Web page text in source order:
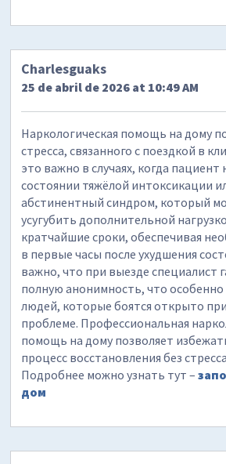
Charlesguaks
25 de abril de 2026 at 10:49 AM
Наркологическая помощь на дому
стресса, связанного с поездкой в
это важно в случаях, когда пациент
состоянии тяжёлой интоксикации
абстинентный синдром, который
усугубить дополнительной
кратчайшие сроки, обеспечивая
в первые часы после ухудшения
важно, что при выезде специалист
полную анонимность, что
людей, которые боятся открыто
проблеме. Профессиональная
помощь на дому позволяет
процесс восстановления без
Подробнее можно узнать тут –
дом